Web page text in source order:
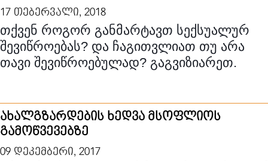
17 თებერვალი, 2018
თქვენ როგორ განმარტავთ სექსუალურ
შევიწროებას? და ჩაგითვლიათ თუ არა
თავი შევიწროებულად? გაგვიზიარეთ.
ახალგზარდების ხედვა მსოფლიოს
გამოწვევებზე
09 დეკემბერი, 2017